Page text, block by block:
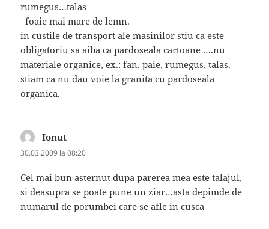
rumegus…talas
=foaie mai mare de lemn.
in custile de transport ale masinilor stiu ca este
obligatoriu sa aiba ca pardoseala cartoane ….nu
materiale organice, ex.: fan. paie, rumegus, talas.
stiam ca nu dau voie la granita cu pardoseala
organica.
Ionut
30.03.2009 la 08:20
Cel mai bun asternut dupa parerea mea este talajul,
si deasupra se poate pune un ziar…asta depimde de
numarul de porumbei care se afle in cusca